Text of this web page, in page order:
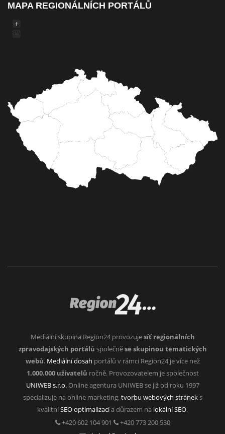
MAPA REGIONÁLNÍCH PORTÁLŮ
+
−
Mediální skupina Region24 provozujesíť regionálních
zpravodajských portálů společněse skupinou tematických
webů. Mediální dosah portálů v rámci Region24 je více než
1.000.000 uživatelů ročně. Provozovatelem je společnost
UNIWEB s.r.o.Online agentura UNIWEB se již od roku 1997
specializuje na online marketing, tvorbu webových stráneks
kvalitníSEO optimalizacía důrazem na lokální SEO.
+420 602 104 901
+420 773 200 530